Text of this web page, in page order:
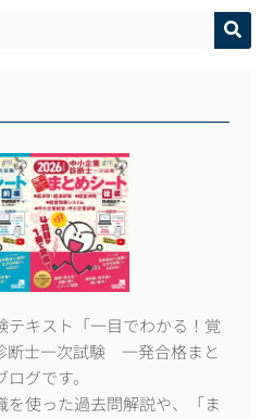
テキスト「一目でわかる！覚
断士一次試験 一発合格まと
グです。
を使った過去問解説や、「ま